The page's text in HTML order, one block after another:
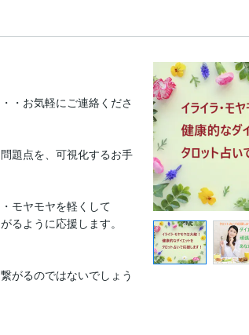
・お気軽にご連絡くださ
題点を、可視化するお手
モヤモヤを軽くして
るように応援します。
がるのではないでしょう